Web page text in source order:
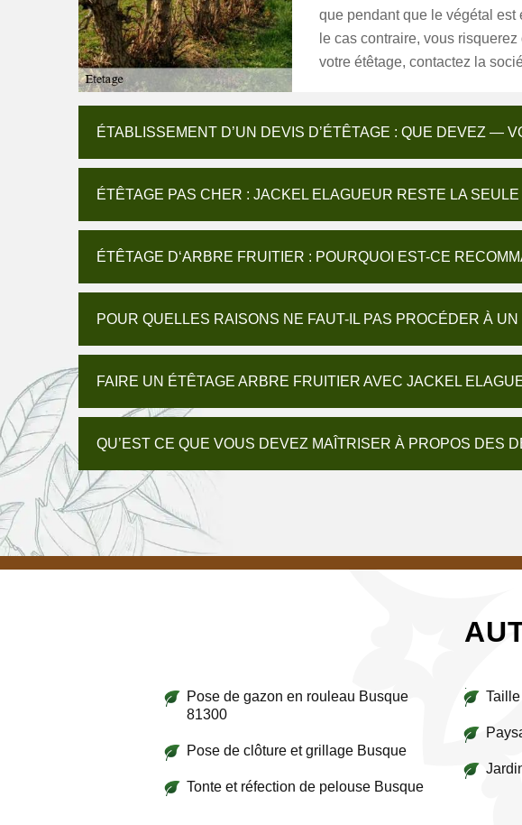
que pendant que le végétal
le cas contraire, vous
votre étêtage, contactez la
ÉTABLISSEMENT D’UN DEVIS D’ÉTÊTAGE : QUE DEVEZ —
ÉTÊTAGE PAS CHER : JACKEL ELAGUEUR RESTE LA
ÉTÊTAGE D‘ARBRE FRUITIER : POURQUOI EST-CE
POUR QUELLES RAISONS NE FAUT-IL PAS PROCÉDER À
FAIRE UN ÉTÊTAGE ARBRE FRUITIER AVEC JACKEL
QU’EST CE QUE VOUS DEVEZ MAÎTRISER À PROPOS DES
Pose de gazon en rouleau Busque
81300
Pose de clôture et grillage Busque
Tonte et réfection de pelouse Busque